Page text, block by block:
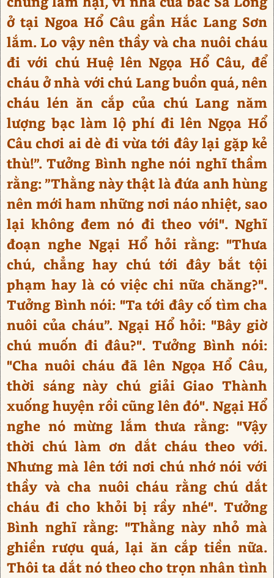
ở tại Ngoa Hổ Câu gần Hắc Lang Sơn
lắm. Lo vậy nên thầy và cha nuôi cháu
đi với chú Huệ lên Ngọa Hổ Câu, để
cháu ở nhà với chú Lang buồn quá, nên
cháu lén ăn cắp của chú Lang năm
lượng bạc làm lộ phí đi lên Ngọa Hổ
Câu chơi ai dè đi vừa tới đây lại gặp kẻ
thù!”. Tưởng Bình nghe nói nghĩ thầm
rằng: ”Thằng này thật là đứa anh hùng
nên mới ham những nơi náo nhiệt, sao
lại không đem nó đi theo với". Nghĩ
đoạn nghe Ngại Hổ hỏi rằng: "Thưa
chú, chẳng hay chú tới đây bắt tội
phạm hay là có việc chi nữa chăng?".
Tưởng Bình nói: "Ta tới đây cố tìm cha
nuôi của cháu”. Ngại Hổ hỏi: "Bây giờ
chú muốn đi đâu?". Tưởng Bình nói:
"Cha nuôi cháu đã lên Ngọa Hổ Câu,
thời sáng này chú giải Giao Thành
xuống huyện rồi cũng lên đó". Ngại Hổ
nghe nó mừng lắm thưa rằng: "Vậy
thời chú làm ơn dắt cháu theo với.
Nhưng mà lên tới nơi chú nhớ nói với
thầy và cha nuôi cháu rằng chú dắt
cháu đi cho khỏi bị rầy nhé". Tưởng
Bình nghĩ rằng: "Thằng này nhỏ mà
ghiền rượu quá, lại ăn cắp tiền nữa.
Thôi ta dắt nó theo cho trọn nhân tình